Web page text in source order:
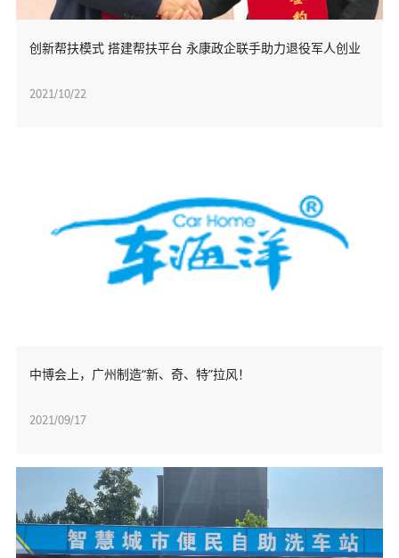
创新帮扶模式 搭建帮扶平台 永康政企联手助力退役军人创业
2021/10/22
中博会上，广州制造“新、奇、特”拉风！
2021/09/17